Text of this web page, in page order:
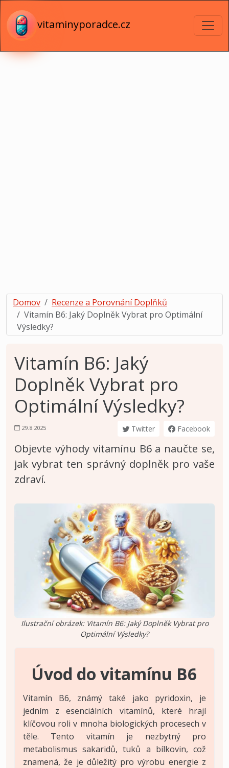
vitaminyporadce.cz
Domov
Recenze a Porovnání Doplňků
Vitamín B6: Jaký Doplněk Vybrat pro Optimální
Výsledky?
Vitamín B6: Jaký
Doplněk Vybrat pro
Optimální Výsledky?
29.8.2025 Twitter Facebook
Objevte výhody vitamínu B6 a naučte se,
jak vybrat ten správný doplněk pro vaše
zdraví.
Ilustrační obrázek: Vitamín B6: Jaký Doplněk Vybrat pro
Optimální Výsledky?
Úvod do vitamínu B6
Vitamín B6, známý také jako pyridoxin, je
jedním z esenciálních vitamínů, které hrají
klíčovou roli v mnoha biologických procesech v
těle. Tento vitamín je nezbytný pro
metabolismus sakaridů, tuků a bílkovin, což
znamená, že je důležitý pro výrobu energie z